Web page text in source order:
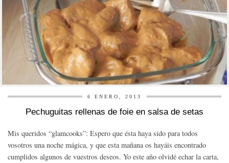
6 ENERO, 2013
Pechuguitas rellenas de foie en salsa de setas
Mis queridos “glamcooks”: Espero que ésta haya sido para todos
vosotros una noche mágica, y que esta mañana os hayáis encontrado
cumplidos algunos de vuestros deseos. Yo este año olvidé echar la carta,